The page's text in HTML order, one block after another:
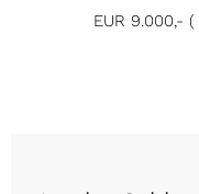
EUR 9.000,-